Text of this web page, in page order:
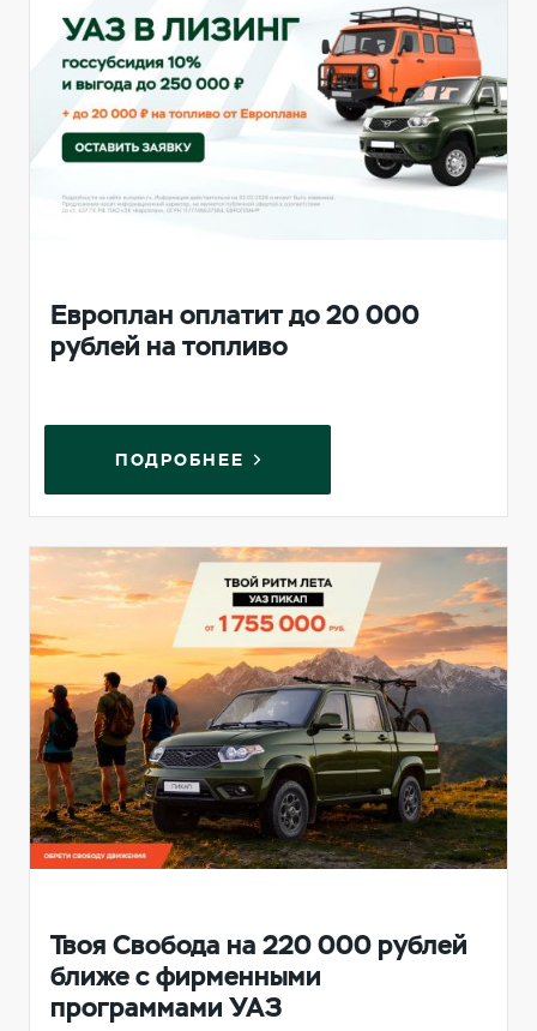
Европлан оплатит до 20 000
рублей на топливо
ПОДРОБНЕЕ
Твоя Свобода на 220 000 рублей
ближе с фирменными
программами УАЗ